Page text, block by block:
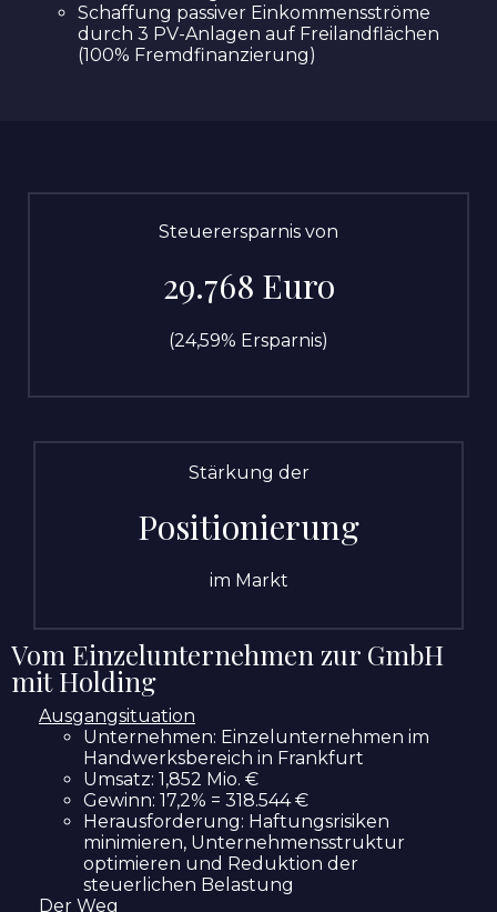
Schaffung passiver Einkommensströme
durch 3 PV-Anlagen auf Freilandflächen
(100% Fremdfinanzierung)
Steuerersparnis von
29.768 Euro
(24,59% Ersparnis)
Stärkung der
Positionierung
im Markt
Vom Einzelunternehmen zur GmbH
mit Holding
Ausgangsituation
Unternehmen: Einzelunternehmen im
Handwerksbereich in Frankfurt
Umsatz: 1,852 Mio. €
Gewinn: 17,2% = 318.544 €
Herausforderung: Haftungsrisiken
minimieren, Unternehmensstruktur
optimieren und Reduktion der
steuerlichen Belastung
Der Weg